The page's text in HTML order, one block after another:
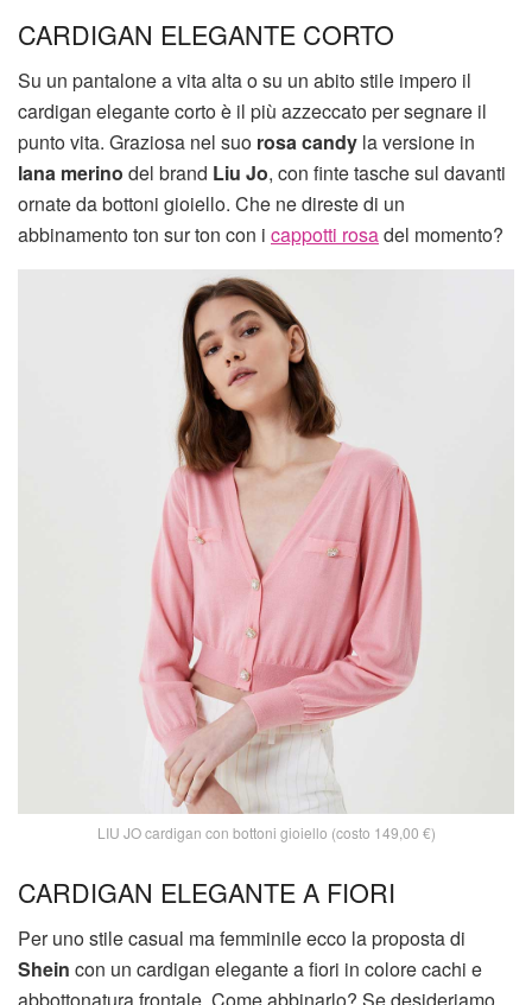
CARDIGAN ELEGANTE CORTO
Su un pantalone a vita alta o su un abito stile impero il
cardigan elegante corto è il più azzeccato per segnare il
punto vita. Graziosa nel suo rosa candy la versione in
lana merino del brand Liu Jo, con finte tasche sul davanti
ornate da bottoni gioiello. Che ne direste di un
abbinamento ton sur ton con i cappotti rosadel momento?
LIU JO cardigan con bottoni gioiello (costo 149,00 €)
CARDIGAN ELEGANTE A FIORI
Per uno stile casual ma femminile ecco la proposta di
Shein con un cardigan elegante a fiori in colore cachi e
abbottonatura frontale. Come abbinarlo? Se desideriamo